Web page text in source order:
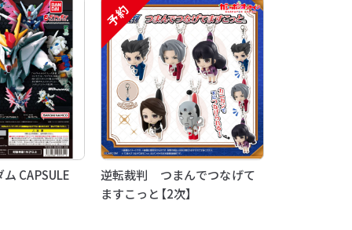
CAPSULE
予約
逆転裁判 つまんでつなげて
ますこっと【2次】